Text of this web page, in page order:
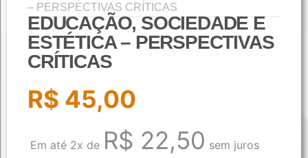
– PERSPECTIVAS CRÍTICAS
EDUCAÇÃO, SOCIEDADE E
ESTÉTICA – PERSPECTIVAS
CRÍTICAS
R$ 45,00
Em até 2x de R$ 22,50 sem juros